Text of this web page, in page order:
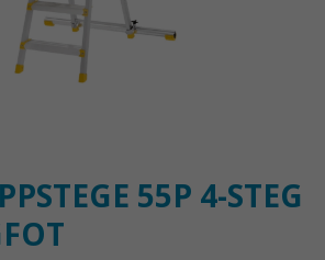
55P 4-STEG